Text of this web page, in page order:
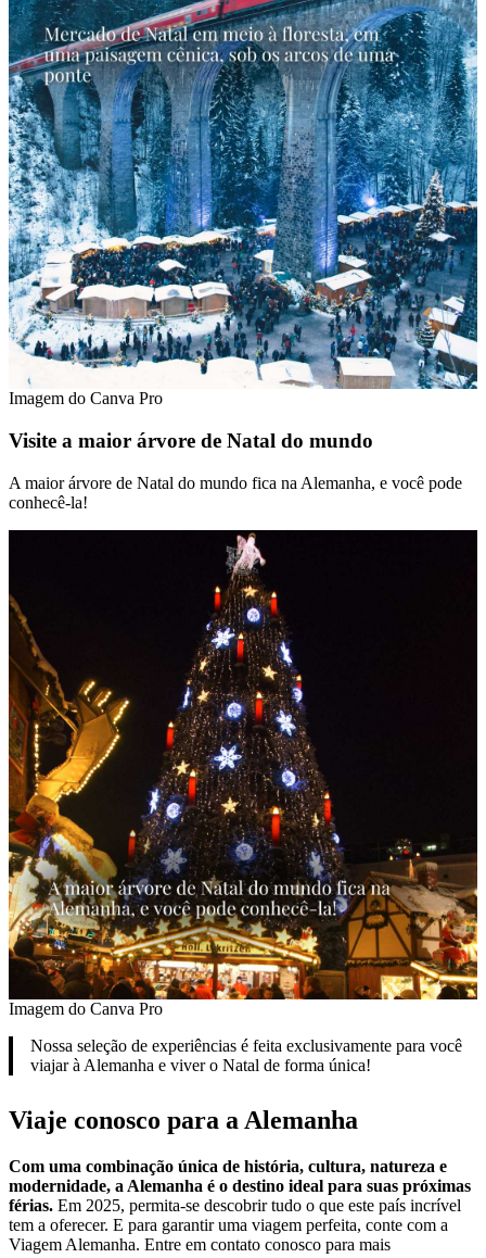
Imagem do Canva Pro
Visite a maior árvore de Natal do mundo
A maior árvore de Natal do mundo fica na Alemanha, e você pode
conhecê-la!
Imagem do Canva Pro
Nossa seleção de experiências é feita exclusivamente para você
viajar à Alemanha e viver o Natal de forma única!
Viaje conosco para a Alemanha
Com uma combinação única de história, cultura, natureza e
modernidade, a Alemanha é o destino ideal para suas próximas
férias. Em 2025, permita-se descobrir tudo o que este país incrível
tem a oferecer. E para garantir uma viagem perfeita, conte com a
Viagem Alemanha. Entre em contato conosco para mais